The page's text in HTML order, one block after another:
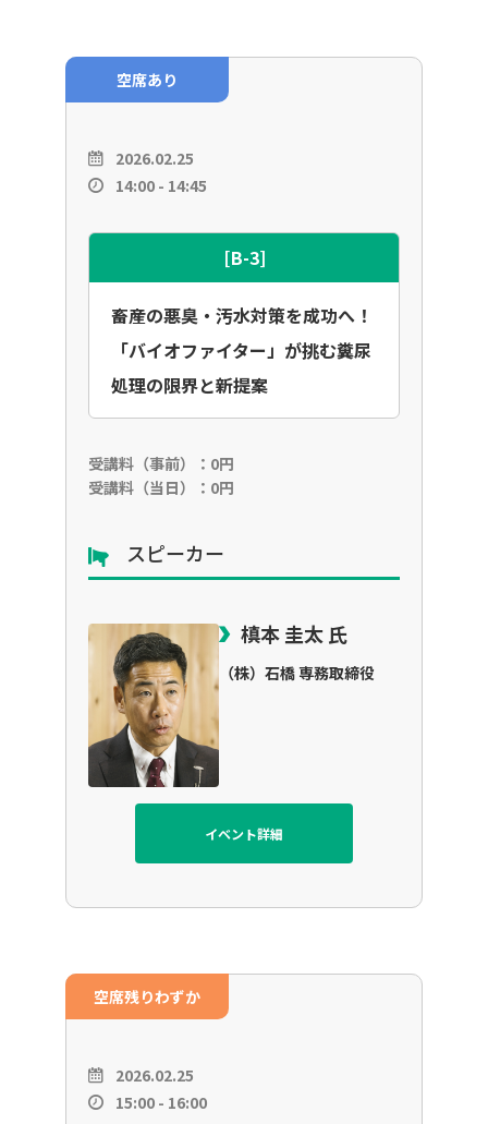
空席あり
2026.02.25
14:00 - 14:45
[B-3]
畜産の悪臭・汚水対策を成功へ！
「バイオファイター」が挑む糞尿
処理の限界と新提案
受講料（事前）：0円
受講料（当日）：0円
スピーカー
槙本 圭太 氏
（株）石橋 専務取締役
イベント詳細
空席残りわずか
2026.02.25
15:00 - 16:00